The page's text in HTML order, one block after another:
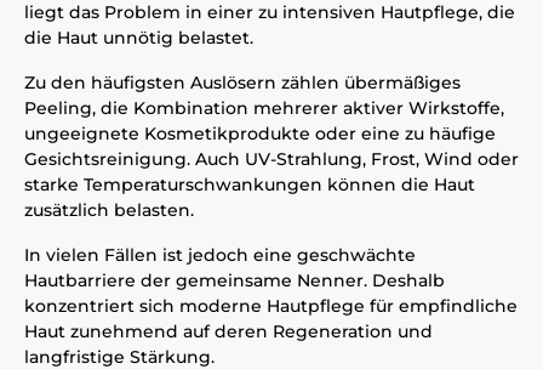
liegt das Problem in einer zu intensiven Hautpflege, die
die Haut unnötig belastet.
Zu den häufigsten Auslösern zählen übermäßiges
Peeling, die Kombination mehrerer aktiver Wirkstoffe,
ungeeignete Kosmetikprodukte oder eine zu häufige
Gesichtsreinigung. Auch UV-Strahlung, Frost, Wind oder
starke Temperaturschwankungen können die Haut
zusätzlich belasten.
In vielen Fällen ist jedoch eine geschwächte
Hautbarriere der gemeinsame Nenner. Deshalb
konzentriert sich moderne Hautpflege für empfindliche
Haut zunehmend auf deren Regeneration und
langfristige Stärkung.